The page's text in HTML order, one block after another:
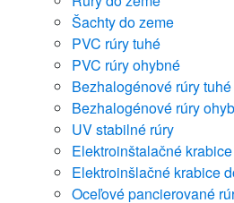
Šachty do zeme
PVC rúry tuhé
PVC rúry ohybné
Bezhalogénové rúry tuhé
Bezhalogénové rúry
UV stabilné rúry
Elektroinštalačné krabice
Elektroinšlačné krabice
Oceľové pancierované